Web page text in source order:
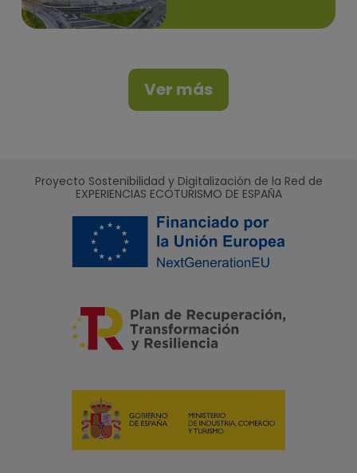
Ver más
Proyecto Sostenibilidad y Digitalización de la Red de
EXPERIENCIAS ECOTURISMO DE ESPAÑA